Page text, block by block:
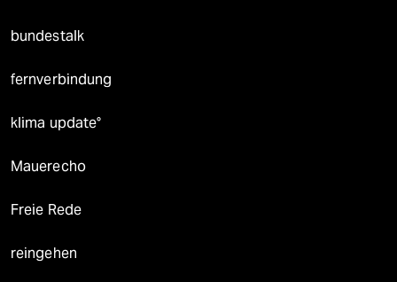
bundestalk
fernverbindung
klima update°
Mauerecho
Freie Rede
reingehen